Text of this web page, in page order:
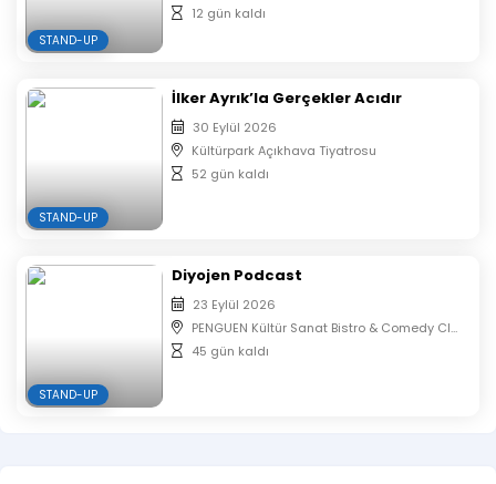
STAND-UP
12 gün kaldı
STAND-UP
İlker Ayrık’la Gerçekler Acıdır
30 Eylül 2026
Kültürpark Açıkhava Tiyatrosu
52 gün kaldı
STAND-UP
Diyojen Podcast
23 Eylül 2026
PENGUEN Kültür Sanat Bistro & Comedy Club
45 gün kaldı